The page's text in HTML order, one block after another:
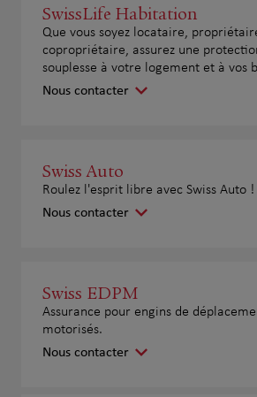
SwissLife Habitation
Que vous soyez locataire,
copropriétaire, assurez une
souplesse à votre logement et à vos
Nous contacter
Swiss Auto
Roulez l'esprit libre avec Swiss Auto !
Nous contacter
Swiss EDPM
Assurance pour engins de
motorisés.
Nous contacter